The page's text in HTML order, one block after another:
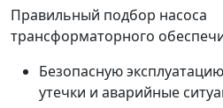
Правильный подбор насоса
трансформаторного
Безопасную
утечки и аварийные